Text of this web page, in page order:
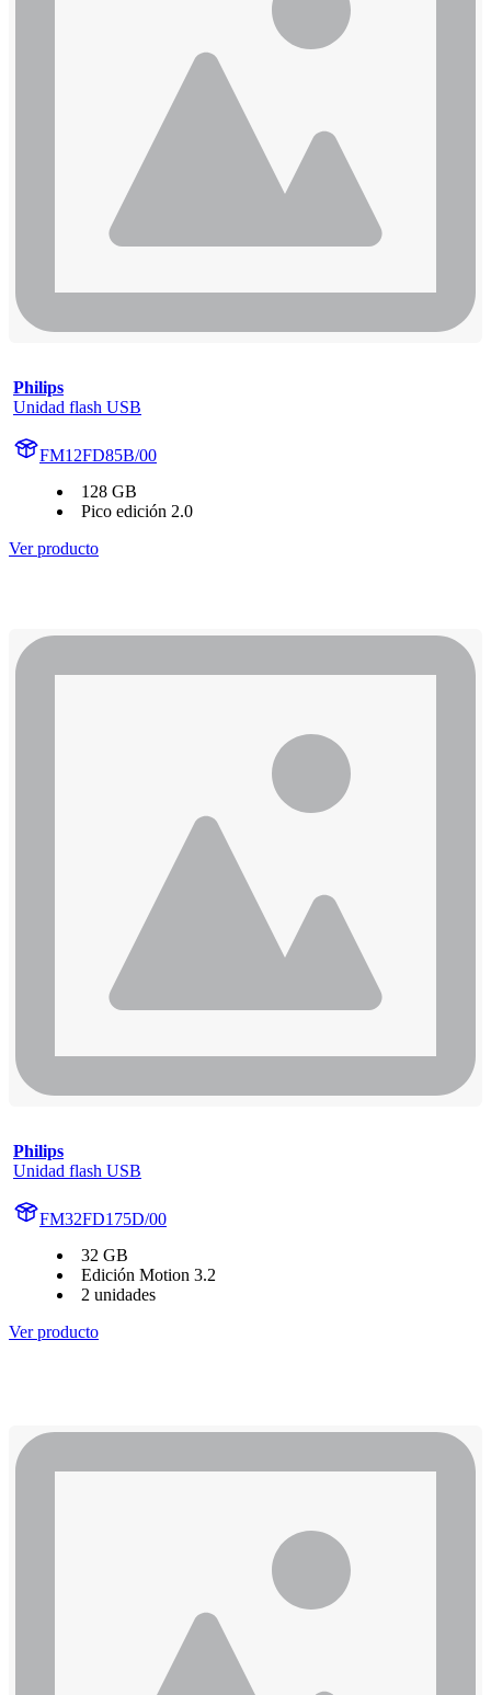
Philips
Unidad flash USB
FM12FD85B/00
128 GB
Pico edición 2.0
Ver producto
Philips
Unidad flash USB
FM32FD175D/00
32 GB
Edición Motion 3.2
2 unidades
Ver producto